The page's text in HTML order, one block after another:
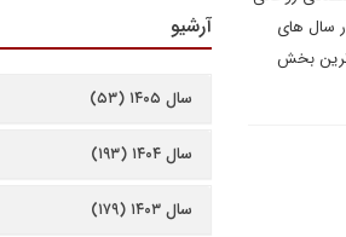
سال های
ترین بخش
آرشیو
سال ۱۴۰۵ (۵۳)
سال ۱۴۰۴ (۱۹۳)
سال ۱۴۰۳ (۱۷۹)